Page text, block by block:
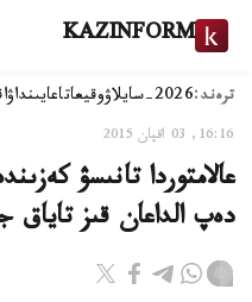
KAZINFORM
ترەند:2026-سايلاۋ وقيعاتاعايىنداۋ
16:16, 03 اقپان 2015
عالامتوردا تانىسۋ
دەپ الداعان قىز تاياق